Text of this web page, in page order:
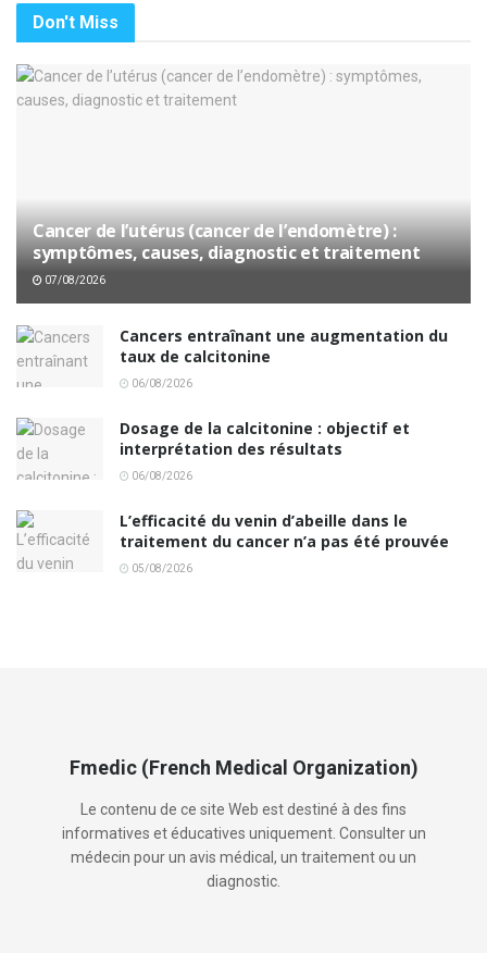
Don't Miss
Cancer de l’utérus (cancer de l’endomètre) :
symptômes, causes, diagnostic et traitement
07/08/2026
Cancers entraînant une augmentation du
taux de calcitonine
06/08/2026
Dosage de la calcitonine : objectif et
interprétation des résultats
06/08/2026
L’efficacité du venin d’abeille dans le
traitement du cancer n’a pas été prouvée
05/08/2026
Fmedic (French Medical Organization)
Le contenu de ce site Web est destiné à des fins
informatives et éducatives uniquement. Consulter un
médecin pour un avis médical, un traitement ou un
diagnostic.